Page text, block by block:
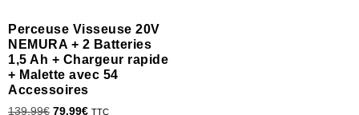
Perceuse Visseuse 20V
NEMURA + 2 Batteries
1,5 Ah + Chargeur rapide
+ Malette avec 54
Accessoires
139.99€ 79.99€ TTC